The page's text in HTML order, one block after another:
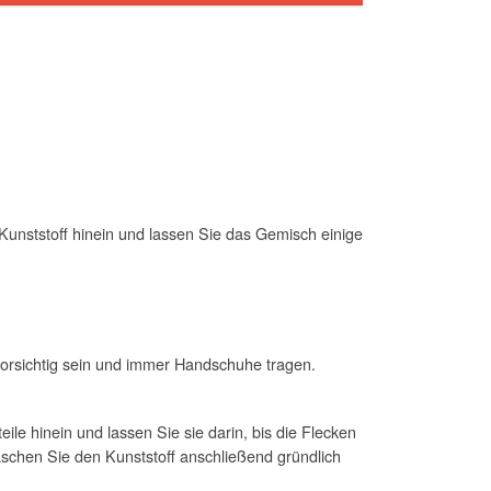
hinein und lassen Sie das Gemisch einige
sein und immer Handschuhe tragen.
hinein und lassen Sie sie darin, bis die Flecken
Sie den Kunststoff anschließend gründlich